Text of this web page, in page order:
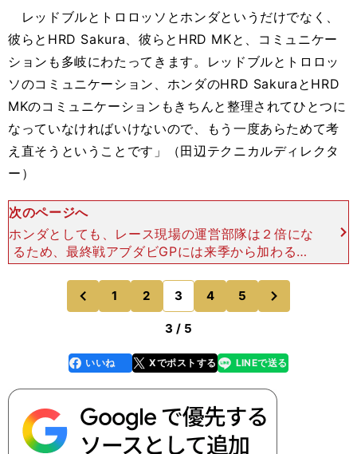
レッドブルとトロロッソとホンダというだけでなく、
彼らとHRD Sakura、彼らとHRD MKと、コミュニケー
ションも多岐にわたってきます。レッドブルとトロロッ
ソのコミュニケーション、ホンダのHRD SakuraとHRD
MKのコミュニケーションもきちんと整理されてひとつに
なっていなければいけないので、もう一度あらためて考
え直そうということです」（田辺テクニカルディレクタ
ー）
次のページへ
ホンダとしても、レース現場の運営部隊は２倍にな
るため、最終戦アブダビGPには来季から加わるス
タッフが視察に訪れ、レース翌週のテストではより
深いレベルで実務に携わって知見を深めた。「HR
D Sakura
前
のページへ
1 2 3 4 5
のページへ
3 / 5
faceboo
k
いいね Xでポストする
line LINEで送る